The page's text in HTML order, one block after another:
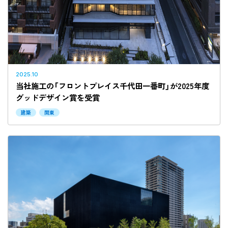
2025.10
当社施工の「フロントプレイス千代田一番町」が2025年度
グッドデザイン賞を受賞
建築 関東